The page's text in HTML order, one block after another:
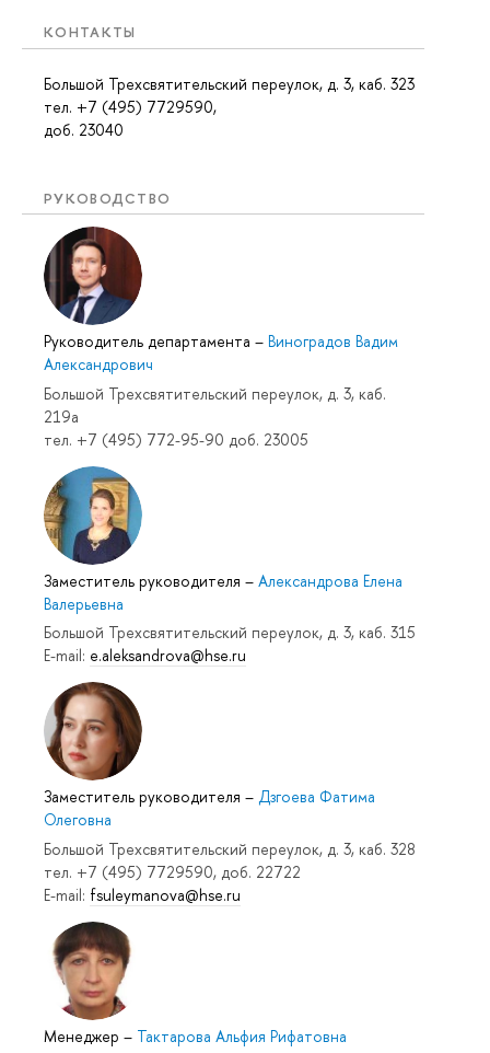
КОНТАКТЫ
Большой Трехсвятительский переулок, д. 3, каб. 323
тел. +7 (495) 7729590,
доб. 23040
РУКОВОДСТВО
Руководитель департамента – Виноградов Вадим
Александрович
Большой Трехсвятительский переулок, д. 3, каб.
219a
тел. +7 (495) 772-95-90 доб. 23005
Заместитель руководителя – Александрова Елена
Валерьевна
Большой Трехсвятительский переулок, д. 3, каб. 315
E-mail: e.aleksandrova@hse.ru
Заместитель руководителя – Дзгоева Фатима
Олеговна
Большой Трехсвятительский переулок, д. 3, каб. 328
тел. +7 (495) 7729590, доб. 22722
E-mail: fsuleymanova@hse.ru
Менеджер – Тактарова Альфия Рифатовна